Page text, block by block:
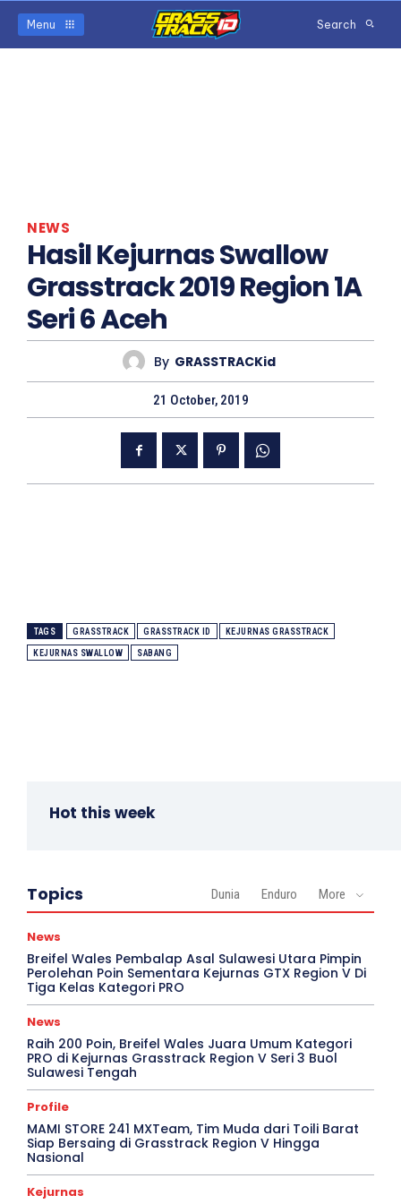
Menu Search
NEWS
Hasil Kejurnas Swallow
Grasstrack 2019 Region 1A
Seri 6 Aceh
By GRASSTRACKid
21 October, 2019
TAGS GRASSTRACK GRASSTRACK ID KEJURNAS GRASSTRACK
KEJURNAS SWALLOW SABANG
Hot this week
Topics Dunia Enduro More
News
Breifel Wales Pembalap Asal Sulawesi Utara Pimpin
Perolehan Poin Sementara Kejurnas GTX Region V Di
Tiga Kelas Kategori PRO
News
Raih 200 Poin, Breifel Wales Juara Umum Kategori
PRO di Kejurnas Grasstrack Region V Seri 3 Buol
Sulawesi Tengah
Profile
MAMI STORE 241 MXTeam, Tim Muda dari Toili Barat
Siap Bersaing di Grasstrack Region V Hingga
Nasional
Kejurnas